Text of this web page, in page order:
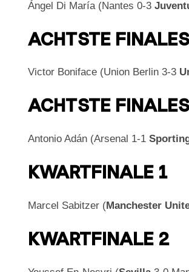
Ángel Di María (Nantes 0-3
ACHTSTE
Victor Boniface (Union Berlin 3-3
ACHTSTE
Antonio Adán (Arsenal 1-1
KWARTFINALE 1
Marcel Sabitzer (Manchester
KWARTFINALE 2